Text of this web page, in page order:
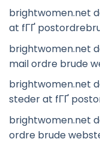
brightwomen.net
at fГҐ
brightwomen.net
mail ordre brude
brightwomen.net
steder at fГҐ
brightwomen.net
ordre brude